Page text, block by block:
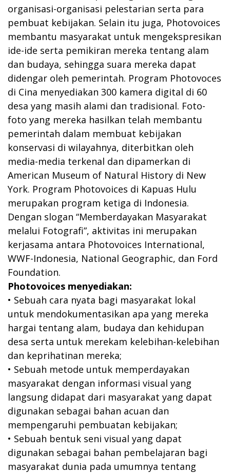
organisasi-organisasi pelestarian serta para
pembuat kebijakan. Selain itu juga, Photovoices
membantu masyarakat untuk mengekspresikan
ide-ide serta pemikiran mereka tentang alam
dan budaya, sehingga suara mereka dapat
didengar oleh pemerintah. Program Photovoces
di Cina menyediakan 300 kamera digital di 60
desa yang masih alami dan tradisional. Foto-
foto yang mereka hasilkan telah membantu
pemerintah dalam membuat kebijakan
konservasi di wilayahnya, diterbitkan oleh
media-media terkenal dan dipamerkan di
American Museum of Natural History di New
York. Program Photovoices di Kapuas Hulu
merupakan program ketiga di Indonesia.
Dengan slogan “Memberdayakan Masyarakat
melalui Fotografi”, aktivitas ini merupakan
kerjasama antara Photovoices International,
WWF-Indonesia, National Geographic, dan Ford
Foundation.
Photovoices menyediakan:
• Sebuah cara nyata bagi masyarakat lokal
untuk mendokumentasikan apa yang mereka
hargai tentang alam, budaya dan kehidupan
desa serta untuk merekam kelebihan-kelebihan
dan keprihatinan mereka;
• Sebuah metode untuk memperdayakan
masyarakat dengan informasi visual yang
langsung didapat dari masyarakat yang dapat
digunakan sebagai bahan acuan dan
mempengaruhi pembuatan kebijakan;
• Sebuah bentuk seni visual yang dapat
digunakan sebagai bahan pembelajaran bagi
masyarakat dunia pada umumnya tentang